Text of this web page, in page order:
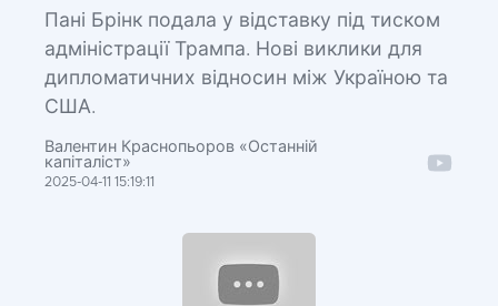
Пані Брінк подала у відставку під тиском
адміністрації Трампа. Нові виклики для
дипломатичних відносин між Україною та
США.
Валентин Краснопьоров «Останній
капіталіст»
2025-04-11 15:19:11